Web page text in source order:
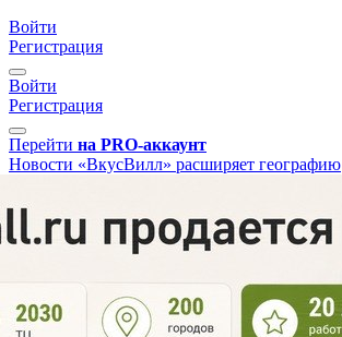
Войти
Регистрация
Войти
Регистрация
Перейти на PRO-аккаунт
Новости «ВкусВилл» расширяет географию